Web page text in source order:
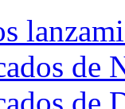
de